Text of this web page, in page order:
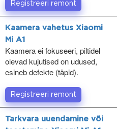
Registreeri remont
Kaamera vahetus Xiaomi
Mi A1
Kaamera ei fokuseeri, piltidel
olevad kujutised on udused,
esineb defekte (täpid).
Registreeri remont
Tarkvara uuendamine või